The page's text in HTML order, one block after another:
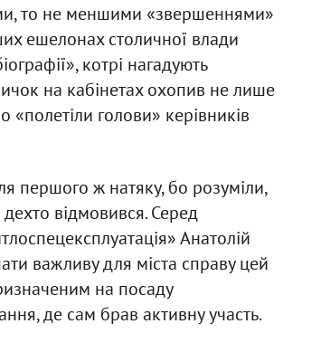
то не меншими «звершеннями»
ешелонах столичної влади
котрі нагадують
на кабінетах охопив не лише
голови» керівників
першого ж натяку, бо розуміли,
відмовився. Серед
Анатолій
важливу для міста справу цей
на посаду
де сам брав активну участь.